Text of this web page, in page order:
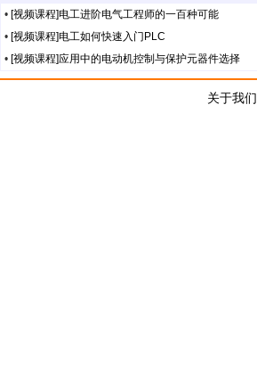
• [视频课程]电工进阶电气工程师的一百种可能
• [视频课程]电工如何快速入门PLC
• [视频课程]应用中的电动机控制与保护元器件选择
关于我们